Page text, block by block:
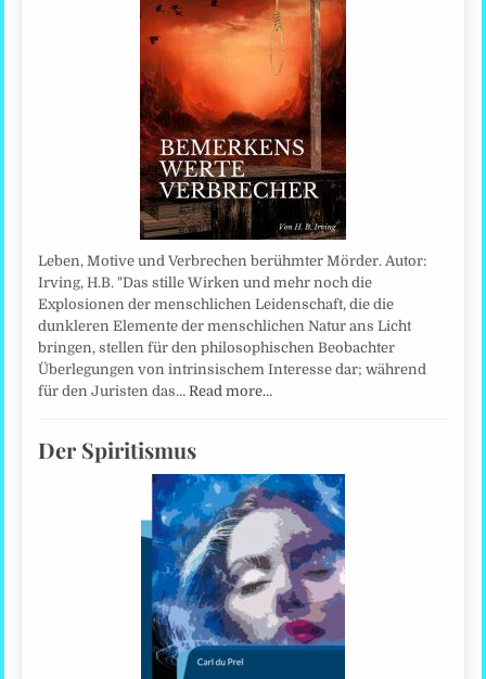
Leben, Motive und Verbrechen berühmter Mörder. Autor:
Irving, H.B. "Das stille Wirken und mehr noch die
Explosionen der menschlichen Leidenschaft, die die
dunkleren Elemente der menschlichen Natur ans Licht
bringen, stellen für den philosophischen Beobachter
Überlegungen von intrinsischem Interesse dar; während
für den Juristen das…Read more…
Der Spiritismus